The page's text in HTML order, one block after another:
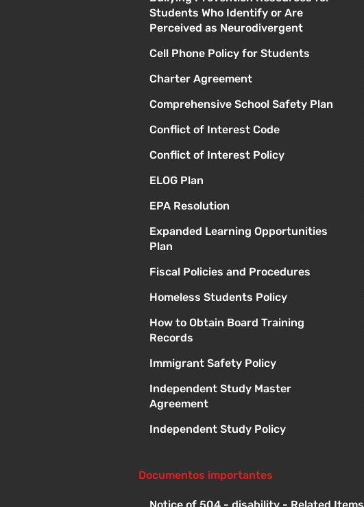
Students Who Identify or Are
Perceived as Neurodivergent
Cell Phone Policy for Students
Charter Agreement
Comprehensive School Safety Plan
Conflict of Interest Code
Conflict of Interest Policy
ELOG Plan
EPA Resolution
Expanded Learning Opportunities
Plan
Fiscal Policies and Procedures
Homeless Students Policy
How to Obtain Board Training
Records
Immigrant Safety Policy
Independent Study Master
Agreement
Independent Study Policy
Documentos importantes